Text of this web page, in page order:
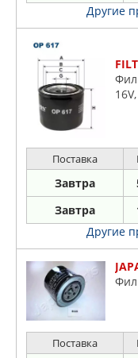
Другие
Поставка
Завтра
Завтра
Другие
Поставка